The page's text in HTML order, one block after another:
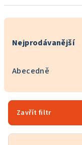
r
o
Nejprodávanější
Abecedně
Zavřít filtr